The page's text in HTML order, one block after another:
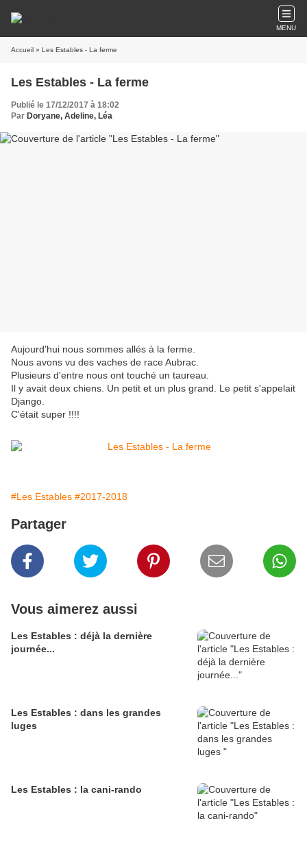
MENU
Accueil » Les Estables - La ferme
Les Estables - La ferme
Publié le 17/12/2017 à 18:02
Par Doryane, Adeline, Léa
Aujourd'hui nous sommes allés à la ferme.
Nous avons vu des vaches de race Aubrac.
Plusieurs d'entre nous ont touché un taureau.
Il y avait deux chiens. Un petit et un plus grand. Le petit s'appelait
Django.
C'était super !!!!
#Les Estables #2017-2018
Partager
Vous aimerez aussi
Les Estables : déjà la dernière
journée...
Les Estables : dans les grandes
luges
Les Estables : la cani-rando